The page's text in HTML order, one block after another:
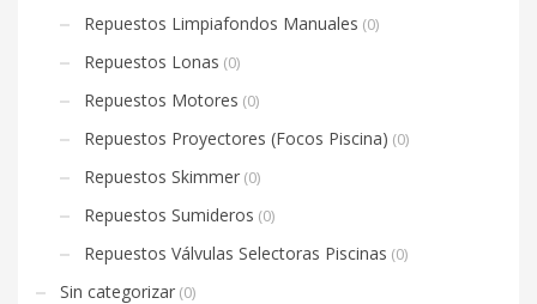
Repuestos Limpiafondos Manuales (0)
Repuestos Lonas (0)
Repuestos Motores (0)
Repuestos Proyectores (Focos Piscina) (0)
Repuestos Skimmer (0)
Repuestos Sumideros (0)
Repuestos Válvulas Selectoras Piscinas (0)
Sin categorizar (0)